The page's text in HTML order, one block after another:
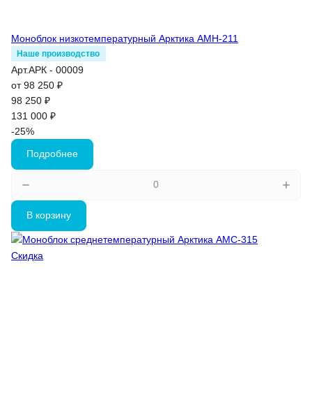
Моноблок низкотемпературный Арктика АМН-211
Наше производство
Арт.АРК - 00009
от 98 250 ₽
98 250 ₽
131 000 ₽
-25%
Подробнее
В корзину
Скидка